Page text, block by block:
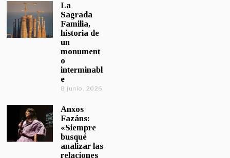
La
Sagrada
Familia,
historia de
un
monument
o
interminabl
e
8 junio, 2026
Anxos
Fazáns:
«Siempre
busqué
analizar las
relaciones